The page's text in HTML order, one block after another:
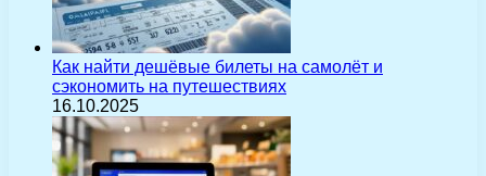
Как найти дешёвые билеты на самолёт и
сэкономить на путешествиях
16.10.2025